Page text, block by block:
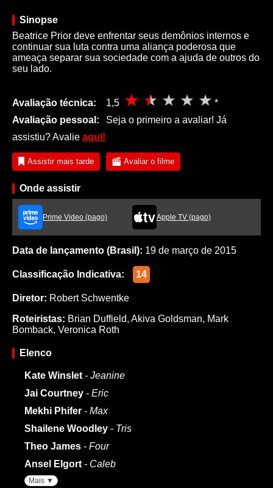
Sinopse
Beatrice Prior deve enfrentar seus demônios internos e
continuar sua luta contra uma aliança poderosa que
ameaça separar sua sociedade com a ajuda de outros do
seu lado.
Avaliação técnica: 1,5
*
Avaliação pessoal:
Seja o primeiro a avaliar! Já
assistiu? Avalie aqui!
Assistir mais tarde Avaliar o filme
Onde assistir
Prime Video (pago) Apple TV (pago)
Data de lançamento (Brasil): 19 de março de 2015
Classificação Indicativa: 14
Diretor: Robert Schwentke
Roteiristas: Brian Duffield, Akiva Goldsman, Mark
Bomback, Veronica Roth
Elenco
Kate Winslet - Jeanine
Jai Courtney - Eric
Mekhi Phifer - Max
Shailene Woodley - Tris
Theo James - Four
Ansel Elgort - Caleb
Mais ▼